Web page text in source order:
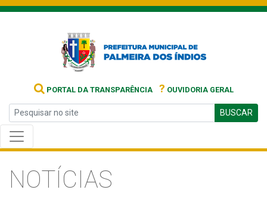
PORTAL DA TRANSPARÊNCIA ? OUVIDORIA GERAL
BUSCAR
NOTÍCIAS